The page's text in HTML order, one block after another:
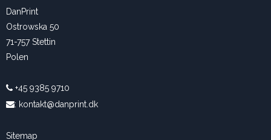
DanPrint
Ostrowska 50
71-757 Stettin
Polen
+45 9385 9710
: kontakt@danprint.dk
Sitemap